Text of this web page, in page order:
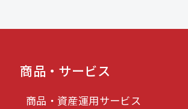
商品・サービス
商品・資産運用サービス